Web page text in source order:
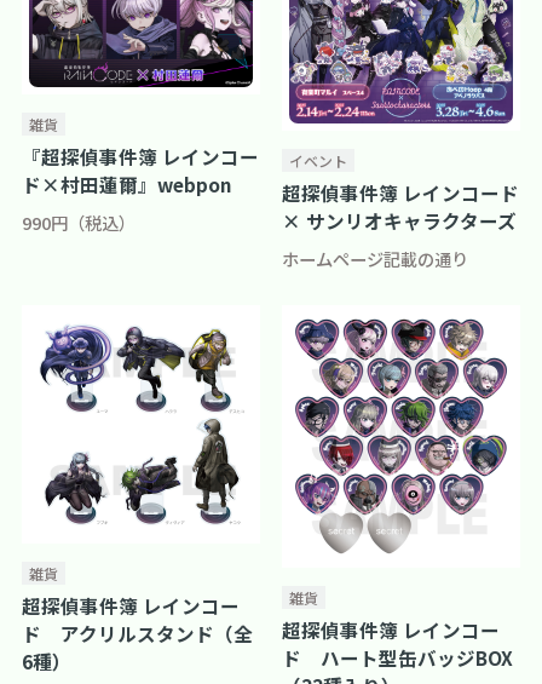
雑貨
『超探偵事件簿 レインコー
ド×村田蓮爾』webpon
990円（税込）
イベント
超探偵事件簿 レインコード
× サンリオキャラクターズ
ホームページ記載の通り
雑貨
超探偵事件簿 レインコー
ド アクリルスタンド（全
6種）
雑貨
超探偵事件簿 レインコー
ド ハート型缶バッジBOX